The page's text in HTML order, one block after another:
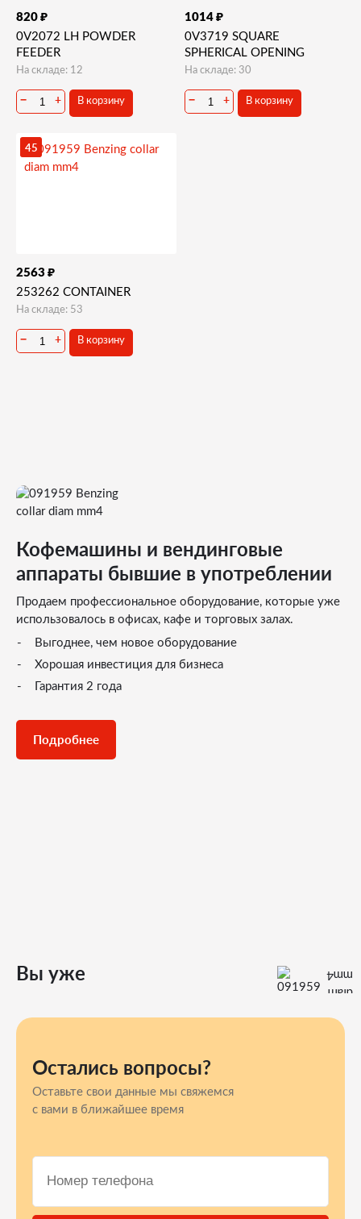
820 ₽
0V2072 LH POWDER
FEEDER
На складе: 12
− + В корзину
1014 ₽
0V3719 SQUARE
SPHERICAL OPENING
На складе: 30
− + В корзину
45
2563 ₽
253262 CONTAINER
На складе: 53
− + В корзину
Кофемашины и вендинговые
аппараты бывшие в употреблении
Продаем профессиональное оборудование, которые уже
использовалось в офисах, кафе и торговых залах.
Выгоднее, чем новое оборудование
Хорошая инвестиция для бизнеса
Гарантия 2 года
Подробнее
Вы уже
Остались вопросы?
Оставьте свои данные мы свяжемся
с вами в ближайшее время